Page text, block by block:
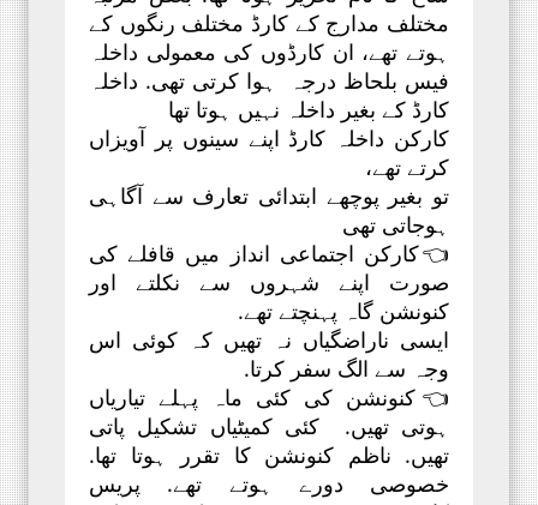
مختلف مدارج کے کارڈ مختلف رنگوں کے
ہوتے تھے، ان کارڈوں کی معمولی داخلہ
فیس بلحاظ درجہ ہوا کرتی تھی. داخلہ
کارڈ کے بغیر داخلہ نہیں ہوتا تھا
کارکن داخلہ کارڈ اپنے سینوں پر آویزاں
کرتے تھے،
تو بغیر پوچھے ابتدائی تعارف سے آگاہی
ہوجاتی تھی
👈کارکن اجتماعی انداز میں قافلے کی
صورت اپنے شہروں سے نکلتے اور
کنونشن گاہ پہنچتے تھے.
ایسی ناراضگیاں نہ تھیں کہ کوئی اس
وجہ سے الگ سفر کرتا.
👈کنونشن کی کئی ماہ پہلے تیاریاں
ہوتی تھیں. کئی کمیٹیاں تشکیل پاتی
تھیں. ناظم کنونشن کا تقرر ہوتا تھا.
خصوصی دورے ہوتے تھے. پریس